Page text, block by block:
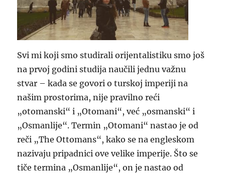
Svi mi koji smo studirali orijentalistiku smo još
na prvoj godini studija naučili jednu važnu
stvar – kada se govori o turskoj imperiji na
našim prostorima, nijepravilno reći
„otomanski“ i „Otomani“, već „osmanski“ i
„Osmanlije“. Termin „Otomani“ nastao je od
reči „The Ottomans“, kako se na engleskom
nazivaju pripadnici ove velike imperije. Što se
tiče termina „Osmanlije“, on je nastao od